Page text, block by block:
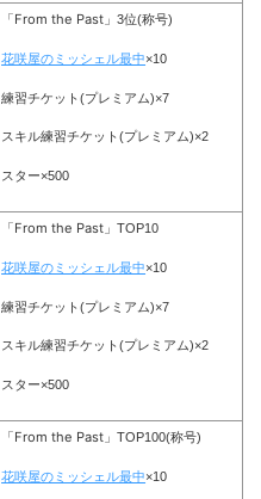
「From the Past」3位(称号)
花咲屋のミッシェル最中×10
練習チケット(プレミアム)×7
スキル練習チケット(プレミアム)×2
スター×500
「From the Past」TOP10
花咲屋のミッシェル最中×10
練習チケット(プレミアム)×7
スキル練習チケット(プレミアム)×2
スター×500
「From the Past」TOP100(称号)
花咲屋のミッシェル最中×10